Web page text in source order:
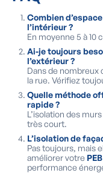
Combien
l’intérieur ?
En moyenne 5 à 10
Ai-je toujours
l’extérieur ?
Dans de nombreux
la rue. Vérifiez
Quelle méthode
rapide ?
L’isolation des
très court.
L’isolation de
Pas toujours, mais
améliorer votre PEB
performance